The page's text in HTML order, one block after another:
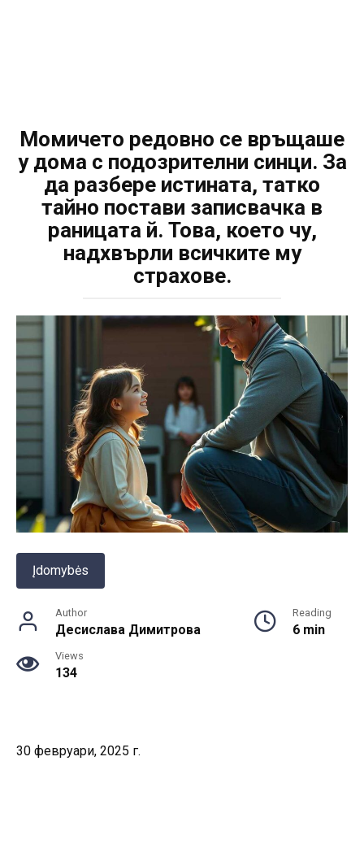
Момичето редовно се връщаше
у дома с подозрителни синци. За
да разбере истината, татко
тайно постави записвачка в
раницата й. Това, което чу,
надхвърли всичките му
страхове.
Įdomybės
Author
Десислава Димитрова
Reading
6 min
Views
134
30 февруари, 2025 г.